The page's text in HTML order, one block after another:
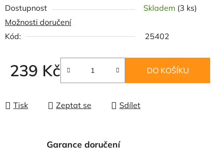
Dostupnost Skladem (3 ks)
Možnosti doručení
Kód:
25402
239 Kč DO KOŠÍKU
Tisk Zeptat se Sdílet
Garance doručení